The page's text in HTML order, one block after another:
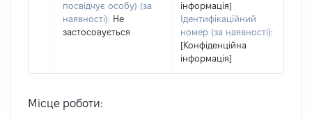
посвідчує особу) (за
наявності): Не
застосовується
інформація]
Ідентифікаційний
номер (за наявності):
[Конфіденційна
інформація]
Місце роботи: